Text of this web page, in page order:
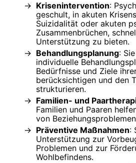
Krisenintervention:
geschult, in akuten
Suizidalität oder akuten
Zusammenbrüchen,
Unterstützung zu bieten.
Behandlungsplanung:
individuelle
Bedürfnisse und Ziele
berücksichtigen und den
strukturieren.
Familien- und
Familien und Paaren
von
Präventive Maßnahmen:
Unterstützung zur
Problemen und zur
Wohlbefindens.